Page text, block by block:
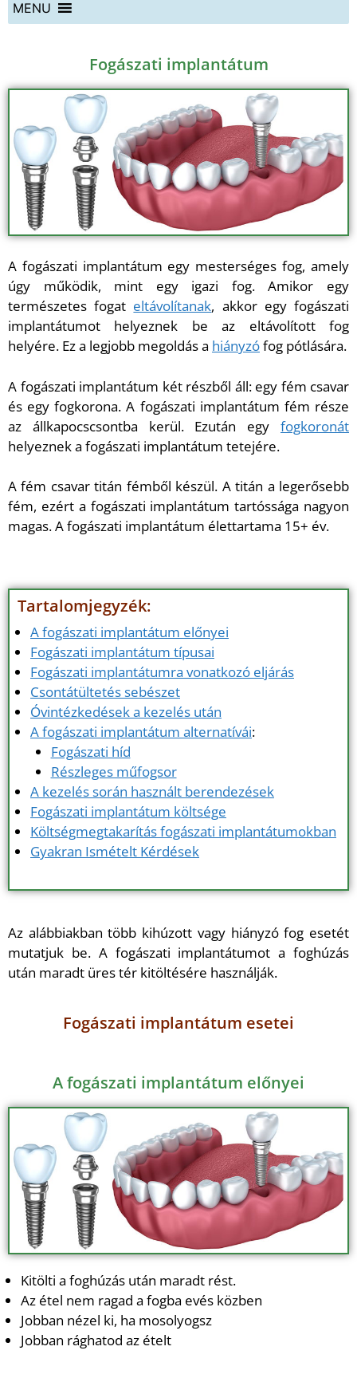
MENU
Fogászati implantátum
A fogászati implantátum egy mesterséges fog, amely
úgy működik, mint egy igazi fog. Amikor egy
természetes fogat eltávolítanak, akkor egy fogászati
implantátumot helyeznek be az eltávolított fog
helyére. Ez a legjobb megoldás a hiányzófog pótlására.
A fogászati implantátum két részből áll: egy fém csavar
és egy fogkorona. A fogászati implantátum fém része
az állkapocscsontba kerül. Ezután egy fogkoronát
helyeznek a fogászati implantátum tetejére.
A fém csavar titán fémből készül. A titán a legerősebb
fém, ezért a fogászati implantátum tartóssága nagyon
magas. A fogászati implantátum élettartama 15+ év.
Tartalomjegyzék:
A fogászati implantátum előnyei
Fogászati implantátum típusai
Fogászati implantátumra vonatkozó eljárás
Csontátültetés sebészet
Óvintézkedések a kezelés után
A fogászati implantátum alternatívái:
Fogászati híd
Részleges műfogsor
A kezelés során használt berendezések
Fogászati implantátum költsége
Költségmegtakarítás fogászati implantátumokban
Gyakran Ismételt Kérdések
Az alábbiakban több kihúzott vagy hiányzó fog esetét
mutatjuk be. A fogászati implantátumot a foghúzás
után maradt üres tér kitöltésére használják.
Fogászati implantátum esetei
A fogászati implantátum előnyei
Kitölti a foghúzás után maradt rést.
Az étel nem ragad a fogba evés közben
Jobban nézel ki, ha mosolyogsz
Jobban rághatod az ételt